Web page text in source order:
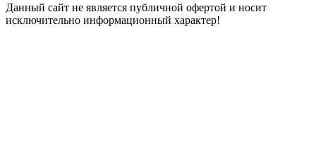
Данный сайт не является публичной офертой и носит
исключительно информационный характер!